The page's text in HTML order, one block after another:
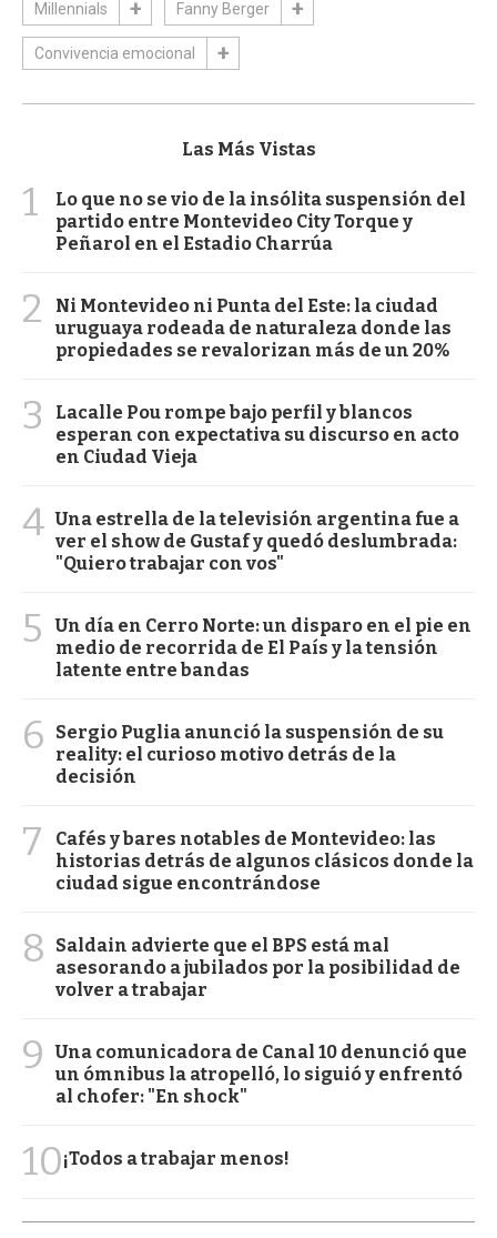
Millennials Fanny Berger
Convivencia emocional
Las Más Vistas
1
Lo que no se vio de la insólita suspensión del
partido entre Montevideo City Torque y
Peñarol en el Estadio Charrúa
2
Ni Montevideo ni Punta del Este: la ciudad
uruguaya rodeada de naturaleza donde las
propiedades se revalorizan más de un 20%
3
Lacalle Pou rompe bajo perfil y blancos
esperan con expectativa su discurso en acto
en Ciudad Vieja
4 Una estrella de la televisión argentina fue a
ver el show de Gustaf y quedó deslumbrada:
"Quiero trabajar con vos"
5
Un día en Cerro Norte: un disparo en el pie en
medio de recorrida de El País y la tensión
latente entre bandas
6
Sergio Puglia anunció la suspensión de su
reality: el curioso motivo detrás de la
decisión
7
Cafés y bares notables de Montevideo: las
historias detrás de algunos clásicos donde la
ciudad sigue encontrándose
8
Saldain advierte que el BPS está mal
asesorando a jubilados por la posibilidad de
volver a trabajar
9
Una comunicadora de Canal 10 denunció que
un ómnibus la atropelló, lo siguió y enfrentó
al chofer: "En shock"
10¡Todos a trabajar menos!